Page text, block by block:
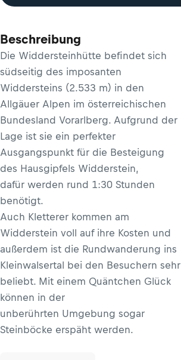
Beschreibung
Die Widdersteinhütte befindet sich
südseitig des imposanten
Widdersteins (2.533 m) in den
Allgäuer Alpen im österreichischen
Bundesland Vorarlberg. Aufgrund der
Lage ist sie ein perfekter
Ausgangspunkt für die Besteigung
des Hausgipfels Widderstein,
dafür werden rund 1:30 Stunden
benötigt.
Auch Kletterer kommen am
Widderstein voll auf ihre Kosten und
außerdem ist die Rundwanderung ins
Kleinwalsertal bei den Besuchern sehr
beliebt. Mit einem Quäntchen Glück
können in der
unberührten Umgebung sogar
Steinböcke erspäht werden.